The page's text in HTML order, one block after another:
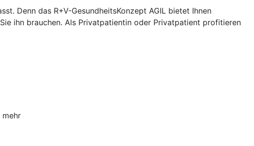
Denn das R+V-GesundheitsKonzept AGIL bietet Ihnen
ihn brauchen. Als Privatpatientin oder Privatpatient profitieren
mehr